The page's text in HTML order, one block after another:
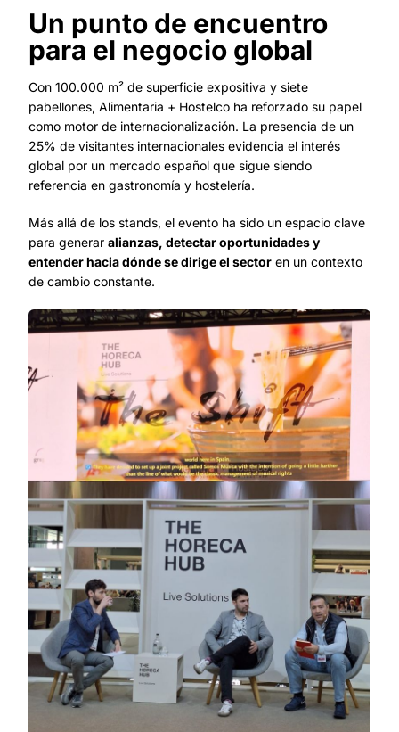
Un punto de encuentro
para el negocio global
Con 100.000 m² de superficie expositiva y siete
pabellones, Alimentaria + Hostelco ha reforzado su papel
como motor de internacionalización. La presencia de un
25% de visitantes internacionales evidencia el interés
global por un mercado español que sigue siendo
referencia en gastronomía y hostelería.
Más allá de los stands, el evento ha sido un espacio clave
para generar alianzas, detectar oportunidades y
entender hacia dónde se dirige el sector en un contexto
de cambio constante.